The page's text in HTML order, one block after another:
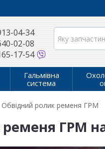
04-34
02-08
17-54
Гальмівна
система
Обвідний ролик ременя ГРМ
ГРМ